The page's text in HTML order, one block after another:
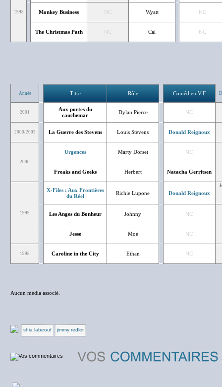
1998 Monkey Business NC Wyatt NC
The Christmas Path NC Cal NC
Année Titre Rôle Comédien V.F
2001
Aux portes du
cauchemar
Dylan Pierce NC
2000/2003 La Guerre des Stevens Louis Stevens Donald Reignoux
2000
Urgences Marty Dorset NC
Freaks and Geeks Herbert Natacha Gerritsen
1999
X-Files : Aux Frontières
du Réel
Richie Lupone Donald Reignoux
Les Anges du Bonheur Johnny NC
Jesse Moe NC
1998 Caroline in the City Ethan NC
Aucun média associé.
shia labeouf jimmy redler